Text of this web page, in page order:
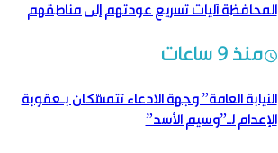
المحافظة آليات تسريع عودتهم إلى مناطقهم
منذ 9 ساعات
النيابة العامة” وجهة الادعاء تتمسّكان بـعقوبة
الإعدام لـ”وسيم الأسد”